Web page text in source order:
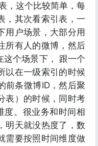
，这个比较简单，每
，其次看索引表，一
用户场景，大部分用
所有人的微博，然后
这个场景下， 跟一个
以在一级索引的时候
前条微博ID，然后聚
表）的时候，同时考
度。很业务和时间相
明天就没热度了，数
需要按照时间维度做